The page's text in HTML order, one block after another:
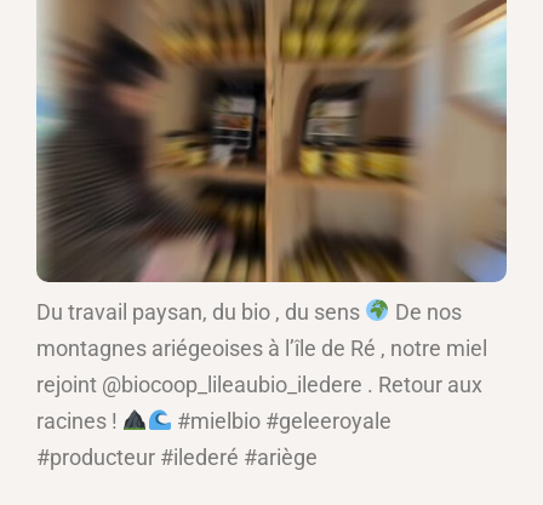
Du travail paysan, du bio , du sens
De nos
montagnes ariégeoises à l’île de Ré , notre miel
rejoint @biocoop_lileaubio_iledere . Retour aux
racines !
#mielbio #geleeroyale
#producteur #ilederé #ariège